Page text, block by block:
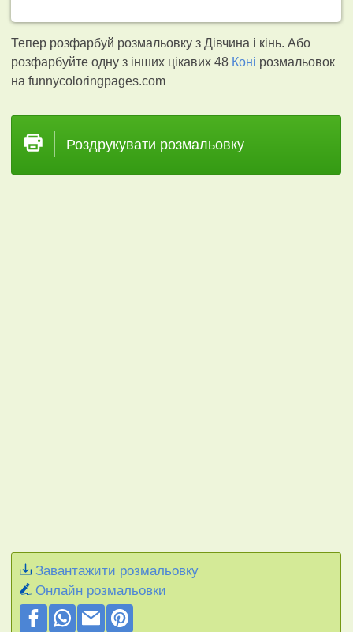
Тепер розфарбуй розмальовку з Дівчина і кінь. Або
розфарбуйте одну з інших цікавих 48 Коні розмальовок
на funnycoloringpages.com
Роздрукувати розмальовку
Завантажити розмальовку
Онлайн розмальовки